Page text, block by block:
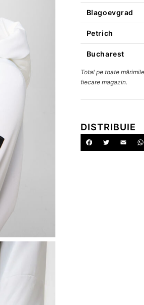
Blagoevgrad
Petrich
Bucharest
Total pe toate
fiecare magazin.
DISTRIBUIE